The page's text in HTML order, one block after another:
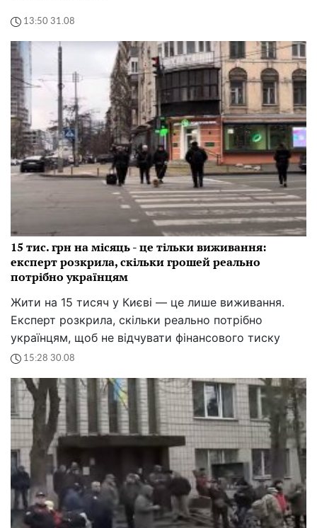
13:50 31.08
15 тис. грн на місяць - це тільки виживання:
експерт розкрила, скільки грошей реально
потрібно українцям
Жити на 15 тисяч у Києві — це лише виживання.
Експерт розкрила, скільки реально потрібно
українцям, щоб не відчувати фінансового тиску
15:28 30.08